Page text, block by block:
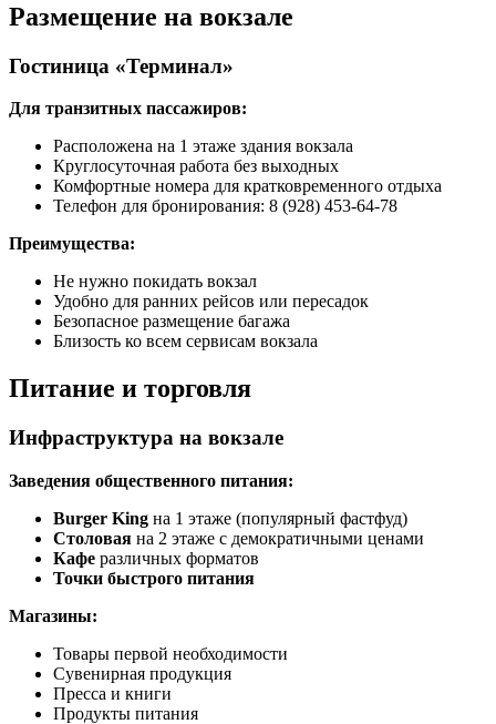
Размещение на вокзале
Гостиница «Терминал»
Для транзитных пассажиров:
Расположена на 1 этаже здания вокзала
Круглосуточная работа без выходных
Комфортные номера для кратковременного отдыха
Телефон для бронирования: 8 (928) 453-64-78
Преимущества:
Не нужно покидать вокзал
Удобно для ранних рейсов или пересадок
Безопасное размещение багажа
Близость ко всем сервисам вокзала
Питание и торговля
Инфраструктура на вокзале
Заведения общественного питания:
Burger King на 1 этаже (популярный фастфуд)
Столовая на 2 этаже с демократичными ценами
Кафе различных форматов
Точки быстрого питания
Магазины:
Товары первой необходимости
Сувенирная продукция
Пресса и книги
Продукты питания